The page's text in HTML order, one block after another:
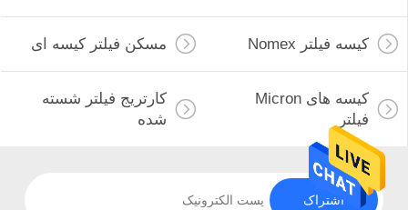
کیسه فیلتر Nomex مسکن فیلتر کیسه ای
کیسه های Micron
فیلتر
کارتریج فیلتر شسته
شده
اشتراک